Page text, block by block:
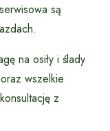
są
na osiły i ślady
wszelkie
z